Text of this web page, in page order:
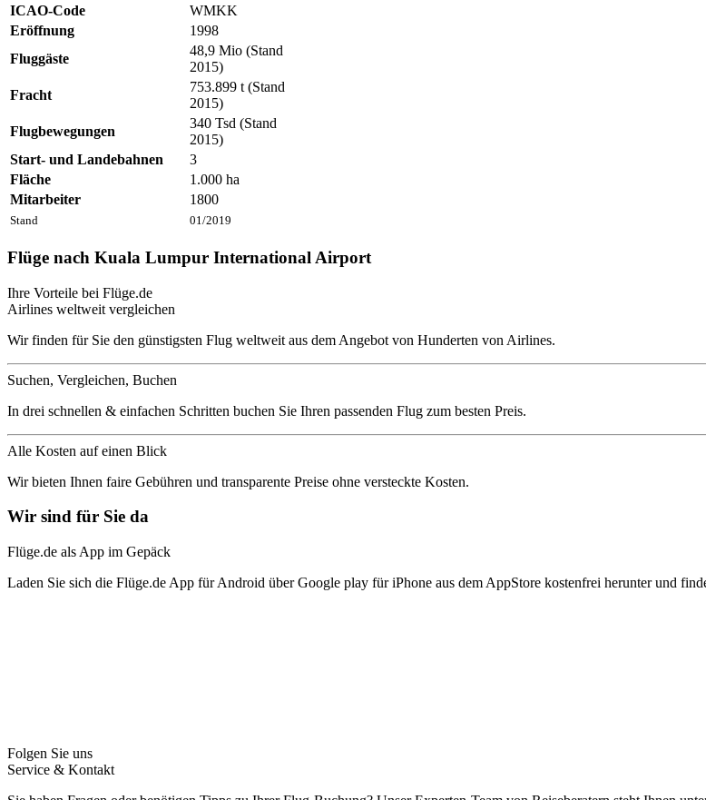
Stand 01/2019
ICAO-Code
WMKK
Eröffnung
1998
Fluggäste
48,9 Mio (Stand
2015)
Fracht
753.899 t (Stand
2015)
Flugbewegungen
340 Tsd (Stand
2015)
Start- und Landebahnen
3
Fläche
1.000 ha
Mitarbeiter
1800
Flüge nach Kuala Lumpur International Airport
Ihre Vorteile bei Flüge.de
Airlines weltweit vergleichen
Wir finden für Sie den günstigsten Flug weltweit aus dem Angebot von Hunderten von Airlines.
Suchen, Vergleichen, Buchen
In drei schnellen & einfachen Schritten buchen Sie Ihren passenden Flug zum besten Preis.
Alle Kosten auf einen Blick
Wir bieten Ihnen faire Gebühren und transparente Preise ohne versteckte Kosten.
Wir sind für Sie da
Flüge.de als App im Gepäck
Laden Sie sich die Flüge.de App für Android über Google play für iPhone aus dem AppStore kostenfrei herunter und
Folgen Sie uns
Service & Kontakt